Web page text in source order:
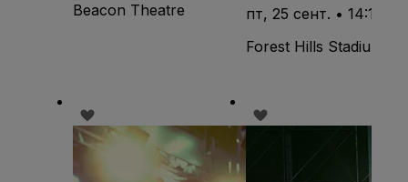
Beacon Theatre
пт, 25 сент. • 14:15
Forest Hills Stadium